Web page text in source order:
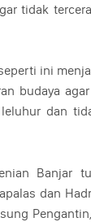
tidak
ini
budaya
dan
Banjar
dan